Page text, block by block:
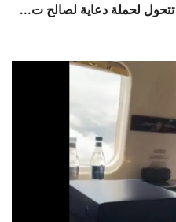
لحملة دعاية لصالح ت...